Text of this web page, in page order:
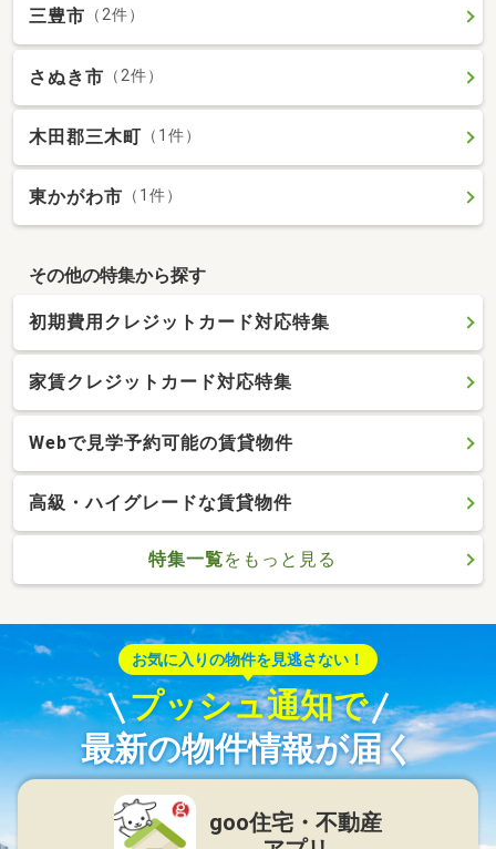
三豊市 （2件）
さぬき市 （2件）
木田郡三木町 （1件）
東かがわ市 （1件）
その他の特集から探す
初期費用クレジットカード対応特集
家賃クレジットカード対応特集
Webで見学予約可能の賃貸物件
高級・ハイグレードな賃貸物件
特集一覧をもっと見る
お気に入りの物件を見逃さない！
プッシュ通知で
最新の物件情報が届く
goo住宅・不動産